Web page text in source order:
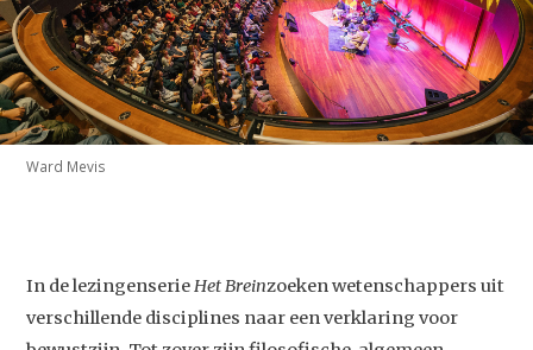
Ward Mevis
In de lezingenserieHet Breinzoeken wetenschappers uit
verschillende disciplines naar een verklaring voor